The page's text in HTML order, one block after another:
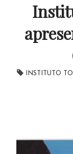
INSTITUTO